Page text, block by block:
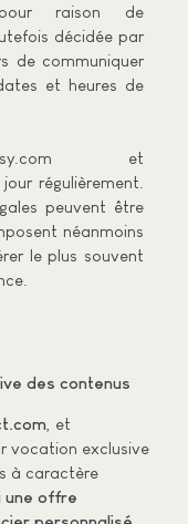
raison de
décidée par
de communiquer
et heures de
et
régulièrement.
peuvent être
néanmoins
le plus souvent
des contenus
, et
vocation exclusive
à caractère
une offre